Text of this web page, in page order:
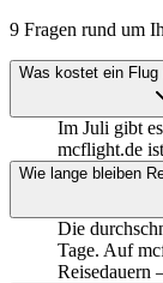
9 Fragen rund um
Was kostet ein
Im Juli gibt
mcflight.de
Wie lange bleiben
Die
Tage. Auf
Reisedauern